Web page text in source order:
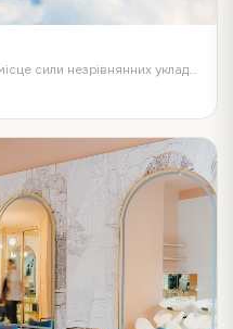
О, ґорджес Джи. Ворлд! А ще — це місце сили незрівнянних укладок, ідеальних мейків та легендарних нейл-артів! G×Bar — це 55 б'юті-бари у 13 країнах, десятки тис…